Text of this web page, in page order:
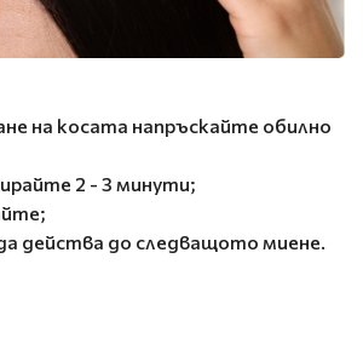
на косата напръскайте обилно
2 - 3 минути;
действа до следващото миене.